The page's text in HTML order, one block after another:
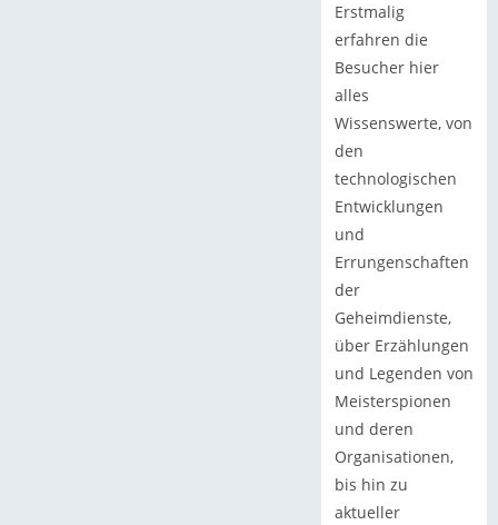
Erstmalig
erfahren die
Besucher hier
alles
Wissenswerte, von
den
technologischen
Entwicklungen
und
Errungenschaften
der
Geheimdienste,
über Erzählungen
und Legenden von
Meisterspionen
und deren
Organisationen,
bis hin zu
aktueller